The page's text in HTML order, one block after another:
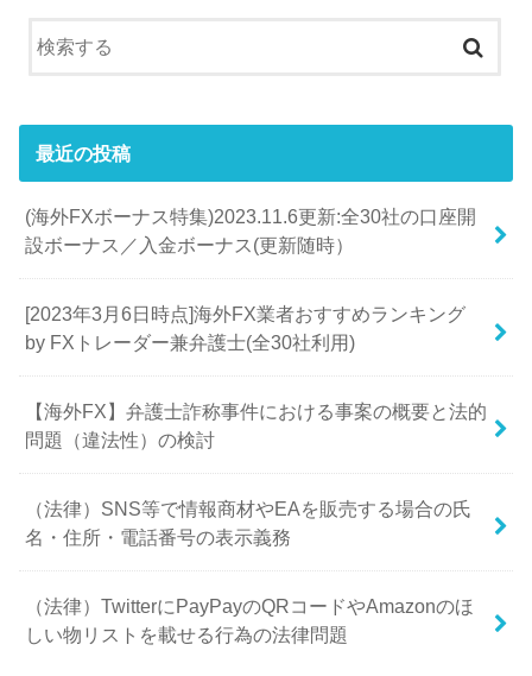
最近の投稿
(海外FXボーナス特集)2023.11.6更新:全30社の口座開
設ボーナス／入金ボーナス(更新随時）
[2023年3月6日時点]海外FX業者おすすめランキング
by FXトレーダー兼弁護士(全30社利用)
【海外FX】弁護士詐称事件における事案の概要と法的
問題（違法性）の検討
（法律）SNS等で情報商材やEAを販売する場合の氏
名・住所・電話番号の表示義務
（法律）TwitterにPayPayのQRコードやAmazonのほ
しい物リストを載せる行為の法律問題